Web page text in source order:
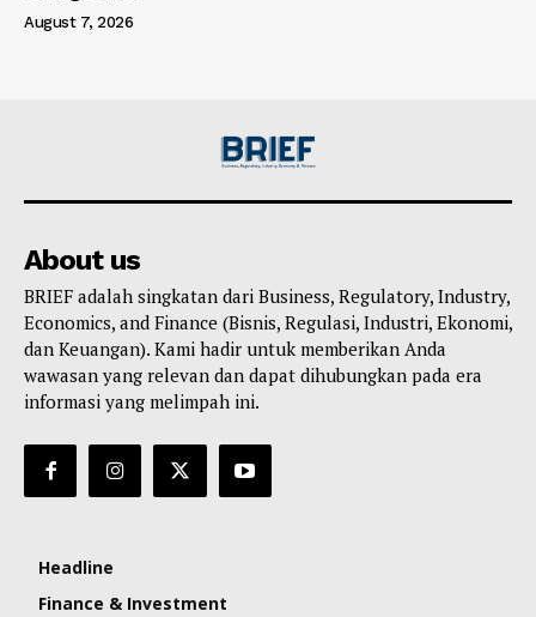
August 7, 2026
About us
BRIEF adalah singkatan dari Business, Regulatory, Industry,
Economics, and Finance (Bisnis, Regulasi, Industri, Ekonomi,
dan Keuangan). Kami hadir untuk memberikan Anda
wawasan yang relevan dan dapat dihubungkan pada era
informasi yang melimpah ini.
Headline
Finance & Investment